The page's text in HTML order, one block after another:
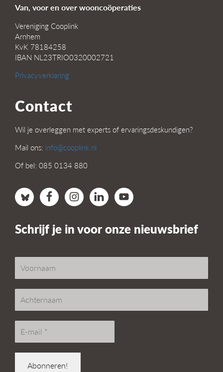
Van, voor en over wooncoöperaties
Vereniging Cooplink
Arnhem
KvK 78184258
IBAN NL23TRIO0320002721
Privacyverklaring
Contact
Wil je overleggen met experts of ervaringsdeskundigen?
Mail ons: info@cooplink.nl
Of bel: 085 0134 880
Schrijf je in voor onze nieuwsbrief